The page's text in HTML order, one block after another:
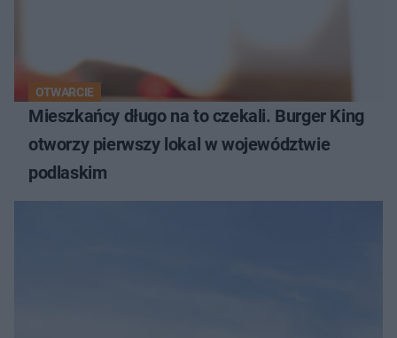
OTWARCIE
Mieszkańcy długo na to czekali. Burger King
otworzy pierwszy lokal w województwie
podlaskim